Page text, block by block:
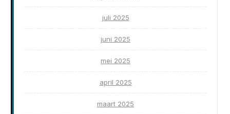
juli 2025
juni 2025
mei 2025
april 2025
maart 2025